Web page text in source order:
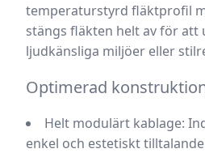
temperaturstyrd fläktprofil
stängs fläkten helt av för
ljudkänsliga miljöer eller
Optimerad
Helt modulärt kablage:
enkel och estetiskt